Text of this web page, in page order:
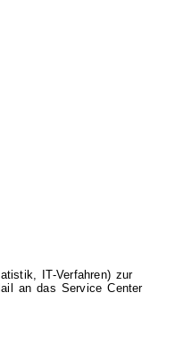
IT-Verfahren) zur
an das Service Center